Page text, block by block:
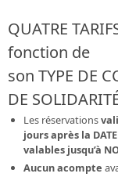
QUATRE
fonction de
son TYPE DE
DE
Les réservations
jours après la
valables jusqu’à
Aucun acompte